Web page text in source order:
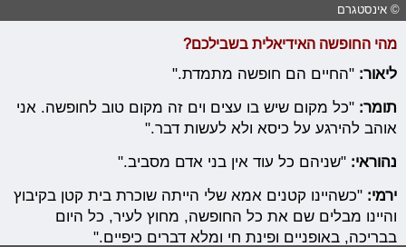
© אינסטגרם
מהי החופשה האידיאלית בשבילכם?
ליאור: "החיים הם חופשה מתמדת."
תומר: "כל מקום שיש בו עצים וים זה מקום טוב לחופשה. אני
אוהב להירגע על כיסא ולא לעשות דבר."
נהוראי: "שניהם כל עוד אין בני אדם מסביב."
ירמי: "כשהיינו קטנים אמא שלי הייתה שוכרת בית קטן בקיבוץ
והיינו מבלים שם את כל החופשה, מחוץ לעיר, כל היום
בבריכה, באופניים ופינת חי ומלא דברים כיפיים."